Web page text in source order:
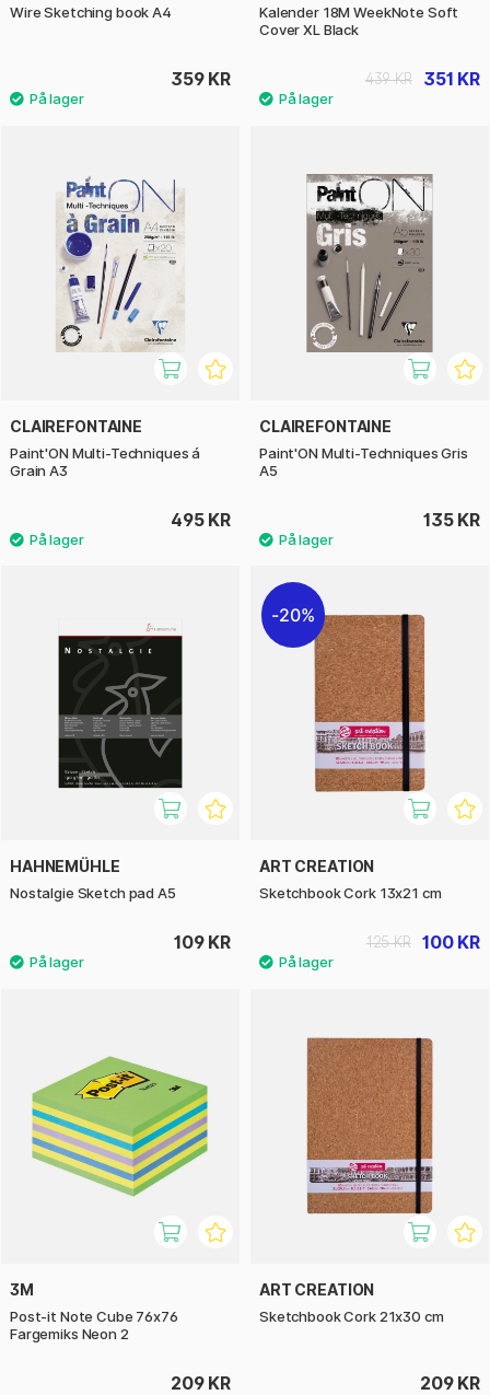
Wire Sketching book A4
359 KR
Kalender 18M WeekNote Soft
Cover XL Black
351 KR
439 KR
CLAIREFONTAINE
Paint'ON Multi-Techniques á
Grain A3
495 KR
CLAIREFONTAINE
Paint'ON Multi-Techniques Gris
A5
135 KR
HAHNEMÜHLE
Nostalgie Sketch pad A5
109 KR
20%
ART CREATION
Sketchbook Cork 13x21 cm
100 KR
125 KR
3M
Post-it Note Cube 76x76
Fargemiks Neon 2
209 KR
ART CREATION
Sketchbook Cork 21x30 cm
209 KR